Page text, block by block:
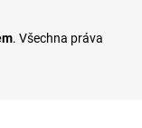
. Všechna práva